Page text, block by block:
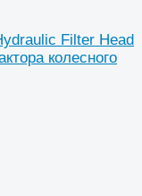
Filter Head
колесного